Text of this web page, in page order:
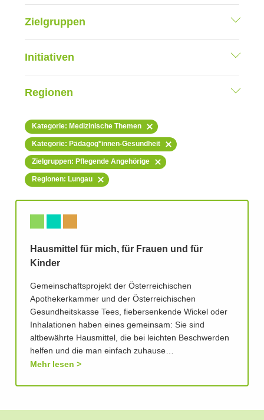
Zielgruppen
Initiativen
Regionen
Kategorie: Medizinische Themen
Kategorie: Pädagog*innen-Gesundheit
Zielgruppen: Pflegende Angehörige
Regionen: Lungau
Hausmittel für mich, für Frauen und für
Kinder
Gemeinschaftsprojekt der Österreichischen
Apothekerkammer und der Österreichischen
Gesundheitskasse Tees, fiebersenkende Wickel oder
Inhalationen haben eines gemeinsam: Sie sind
altbewährte Hausmittel, die bei leichten Beschwerden
helfen und die man einfach zuhause…
Mehr lesen